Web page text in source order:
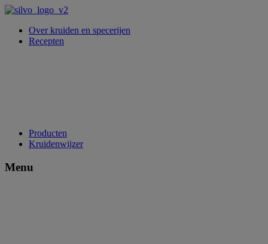
Over kruiden en specerijen
Recepten
Producten
Kruidenwijzer
Menu